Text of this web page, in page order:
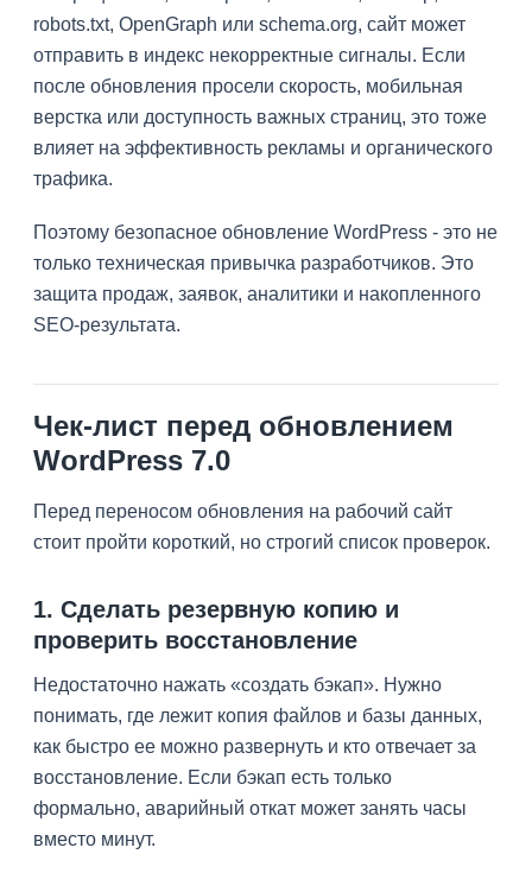
robots.txt, OpenGraph или schema.org, сайт может
отправить в индекс некорректные сигналы. Если
после обновления просели скорость, мобильная
верстка или доступность важных страниц, это тоже
влияет на эффективность рекламы и органического
трафика.
Поэтому безопасное обновление WordPress - это не
только техническая привычка разработчиков. Это
защита продаж, заявок, аналитики и накопленного
SEO-результата.
Чек-лист перед обновлением
WordPress 7.0
Перед переносом обновления на рабочий сайт
стоит пройти короткий, но строгий список проверок.
1. Сделать резервную копию и
проверить восстановление
Недостаточно нажать «создать бэкап». Нужно
понимать, где лежит копия файлов и базы данных,
как быстро ее можно развернуть и кто отвечает за
восстановление. Если бэкап есть только
формально, аварийный откат может занять часы
вместо минут.